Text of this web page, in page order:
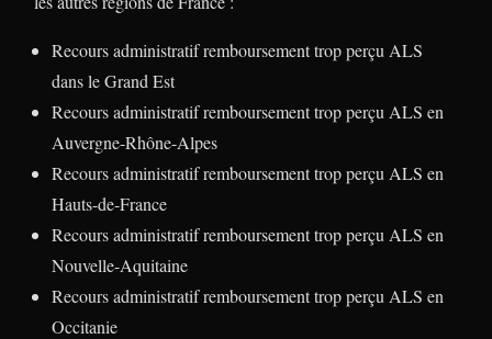
Recours administratif remboursement trop perçu ALS
dans le Grand Est
Recours administratif remboursement trop perçu ALS en
Auvergne-Rhône-Alpes
Recours administratif remboursement trop perçu ALS en
Hauts-de-France
Recours administratif remboursement trop perçu ALS en
Nouvelle-Aquitaine
Recours administratif remboursement trop perçu ALS en
Occitanie